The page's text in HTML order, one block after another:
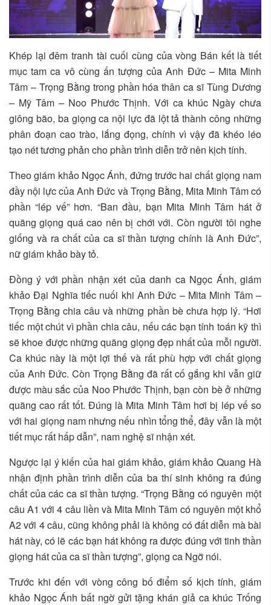
Khép lại đêm tranh tài cuối cùng của vòng Bán kết là tiết
mục tam ca vô cùng ấn tượng của Anh Đức – Mita Minh
Tâm – Trọng Bằng trong phần hóa thân ca sĩ Tùng Dương
– Mỹ Tâm – Noo Phước Thịnh. Với ca khúc Ngày chưa
giông bão, ba giọng ca nội lực đã lột tả thành công những
phân đoạn cao trào, lắng đọng, chính vì vậy đã khéo léo
tạo nét tương phản cho phần trình diễn trở nên kịch tính.
Theo giám khảo Ngọc Ánh, đứng trước hai chất giọng nam
đầy nội lực của Anh Đức và Trọng Bằng, Mita Minh Tâm có
phần “lép vế” hơn. “Ban đầu, bạn Mita Minh Tâm hát ở
quãng giọng quá cao nên bị chới với. Còn người tôi nghe
giống và ra chất của ca sĩ thần tượng chính là Anh Đức”,
nữ giám khảo bày tỏ.
Đồng ý với phần nhận xét của danh ca Ngọc Ánh, giám
khảo Đại Nghĩa tiếc nuối khi Anh Đức – Mita Minh Tâm –
Trọng Bằng chia câu và những phần bè chưa hợp lý. “Hơi
tiếc một chút vì phần chia câu, nếu các bạn tính toán kỹ thì
sẽ khoe được những quãng giọng đẹp nhất của mỗi người.
Ca khúc này là một lợi thế và rất phù hợp với chất giọng
của Anh Đức. Còn Trọng Bằng đã rất cố gắng khi vẫn giữ
được màu sắc của Noo Phước Thịnh, bạn còn bè ở những
quãng cao rất tốt. Đúng là Mita Minh Tâm hơi bị lép vế so
với hai giọng nam nhưng nếu nhìn tổng thể, đây vẫn là một
tiết mục rất hấp dẫn”, nam nghệ sĩ nhận xét.
Ngược lại ý kiến của hai giám khảo, giám khảo Quang Hà
nhận định phần trình diễn của ba thí sinh không ra đúng
chất của các ca sĩ thần tượng. “Trọng Bằng có nguyên một
câu A1 với 4 câu liền và Mita Minh Tâm có nguyên một khổ
A2 với 4 câu, cũng không phải là không có đất diễn mà bài
hát này, có lẽ các bạn hát không ra được đúng với tinh thần
giọng hát của ca sĩ thần tượng”, giọng ca Ngỡ nói.
Trước khi đến với vòng công bố điểm số kịch tính, giám
khảo Ngọc Ánh bất ngờ gửi tặng khán giả ca khúc Trống